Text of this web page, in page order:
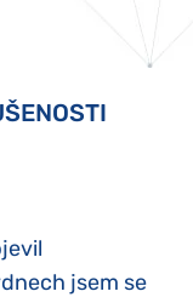
jsem se